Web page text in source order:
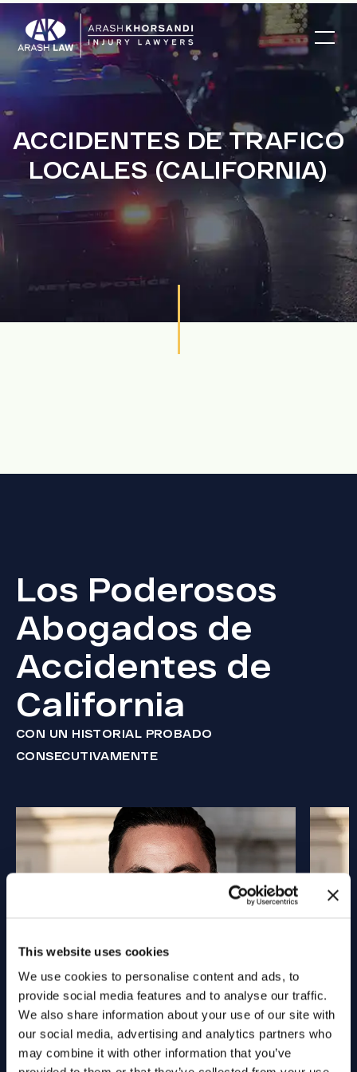
This website uses cookies
We use cookies to personalise content and ads, to
provide social media features and to analyse our traffic.
We also share information about your use of our site with
our social media, advertising and analytics partners who
may combine it with other information that you’ve
ACCIDENTES DE TRAFICO
LOCALES (CALIFORNIA)
Los Poderosos
Abogados de
Accidentes de
California
CON UN HISTORIAL PROBADO
CONSECUTIVAMENTE